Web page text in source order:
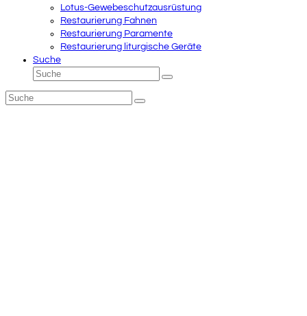
Lotus-Gewebeschutzausrüstung
Restaurierung Fahnen
Restaurierung Paramente
Restaurierung liturgische Geräte
Suche
Suche
Senden
Suche
Senden